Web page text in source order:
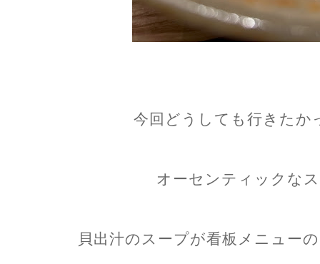
今回どうしても行きたか
オーセンティックな
貝出汁のスープが看板メニュー